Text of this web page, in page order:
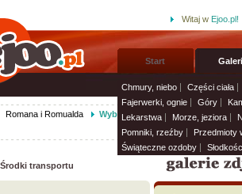
Witaj w Ejoo.pl!
Start
Chmury, niebo
Części ciała
Fajerwerki, ognie
Góry
Lekarstwa
Morze, jeziora
Pomniki, rzeźby
Przedmioty
Świąteczne ozdoby
Romana i Romualda Wybierz życzenia imieninowe i
Środki transportu